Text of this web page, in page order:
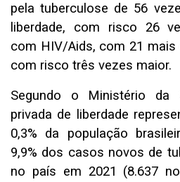
pela tuberculose de 56
liberdade, com risco 26
com HIV/Aids, com 21 mais
com risco três vezes maior.
Segundo o Ministério da
privada de liberdade
0,3% da população
9,9% dos casos novos de
no país em 2021 (8.637